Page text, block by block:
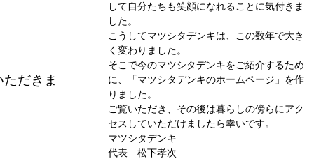
だきま
して自分たちも笑顔になれることに気付きま
した。
こうしてマツシタデンキは、この数年で大き
く変わりました。
そこで今のマツシタデンキをご紹介するため
に、「マツシタデンキのホームページ」を作
りました。
ご覧いただき、その後は暮らしの傍らにアク
セスしていただけましたら幸いです。
マツシタデンキ
代表 松下孝次